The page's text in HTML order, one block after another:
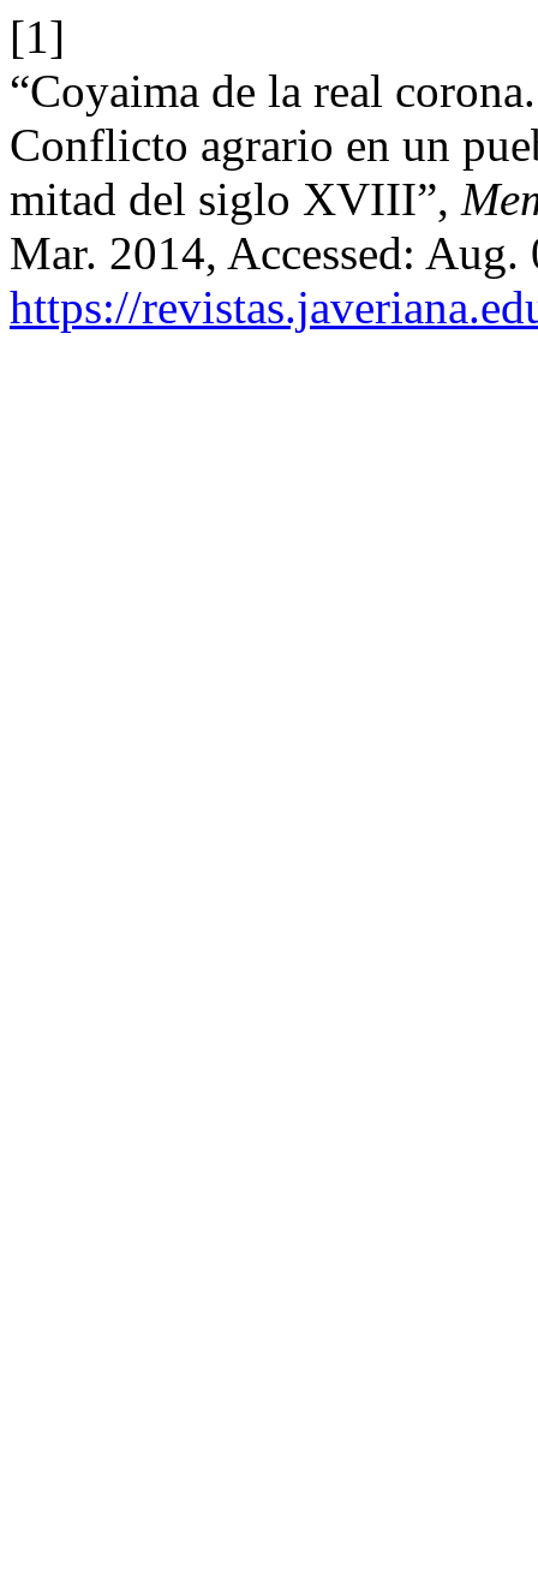
[1]
“Coyaima de la real
Conflicto agrario en un
mitad del siglo XVIII”,
Mar. 2014, Accessed:
https://